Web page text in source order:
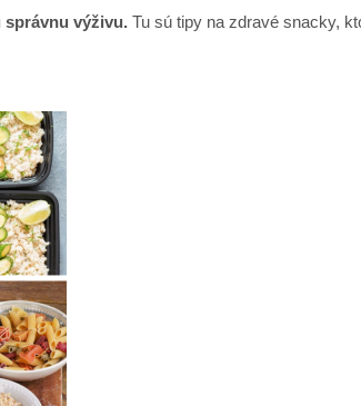
správnu výživu. Tu sú tipy na zdravé snacky,